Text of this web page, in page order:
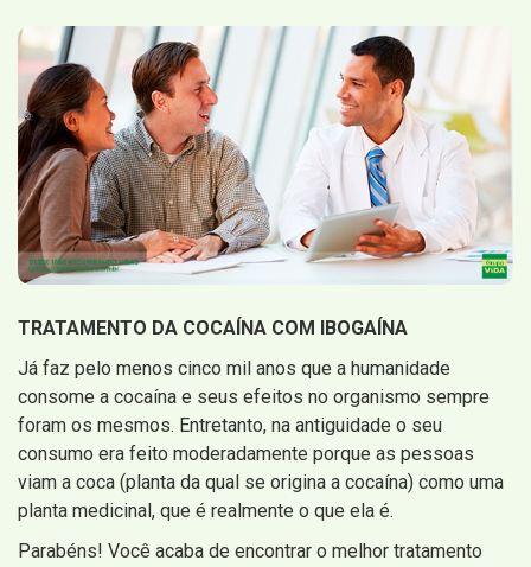
TRATAMENTO DA COCAÍNA COM IBOGAÍNA
Já faz pelo menos cinco mil anos que a humanidade
consome a cocaína e seus efeitos no organismo sempre
foram os mesmos. Entretanto, na antiguidade o seu
consumo era feito moderadamente porque as pessoas
viam a coca (planta da qual se origina a cocaína) como uma
planta medicinal, que é realmente o que ela é.
Parabéns! Você acaba de encontrar o melhor tratamento